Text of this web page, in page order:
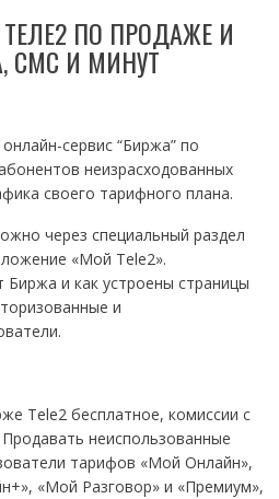
ПО ПРОДАЖЕ И
СМС И МИНУТ
сервис “Биржа” по
неизрасходованных
своего тарифного плана.
через специальный раздел
«Мой Tele2».
Биржа и как устроены страницы
и
Tele2 бесплатное, комиссии с
неиспользованные
тарифов «Мой Онлайн»,
«Мой Разговор» и «Премиум»,